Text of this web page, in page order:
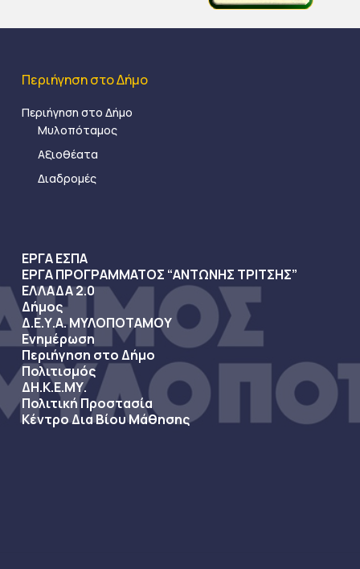
Περιήγηση στο Δήμο
Περιήγηση στο Δήμο
Μυλοπόταμος
Αξιοθέατα
Διαδρομές
ΕΡΓΑ ΕΣΠΑ
ΕΡΓΑ ΠΡΟΓΡΑΜΜΑΤΟΣ “ΑΝΤΩΝΗΣ ΤΡΙΤΣΗΣ”
ΕΛΛΑΔΑ 2.0
Δήμος
Δ.Ε.Υ.Α. ΜΥΛΟΠΟΤΑΜΟΥ
Ενημέρωση
Περιήγηση στο Δήμο
Πολιτισμός
ΔΗ.Κ.Ε.ΜΥ.
Πολιτική Προστασία
Κέντρο Δια Βίου Μάθησης